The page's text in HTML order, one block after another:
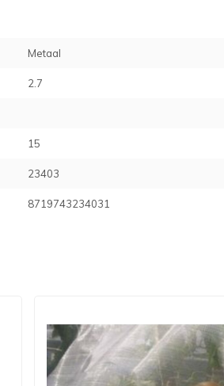
Metaal
2.7
15
23403
8719743234031